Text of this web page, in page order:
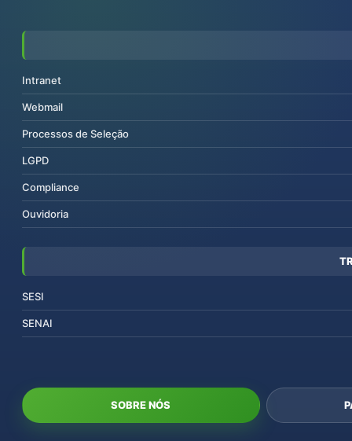
Intranet
Webmail
Processos de Seleção
LGPD
Compliance
Ouvidoria
SESI
SENAI
SOBRE NÓS